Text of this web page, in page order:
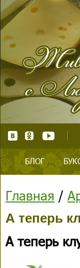
БЛОГ
Главная /
А теперь
А теперь